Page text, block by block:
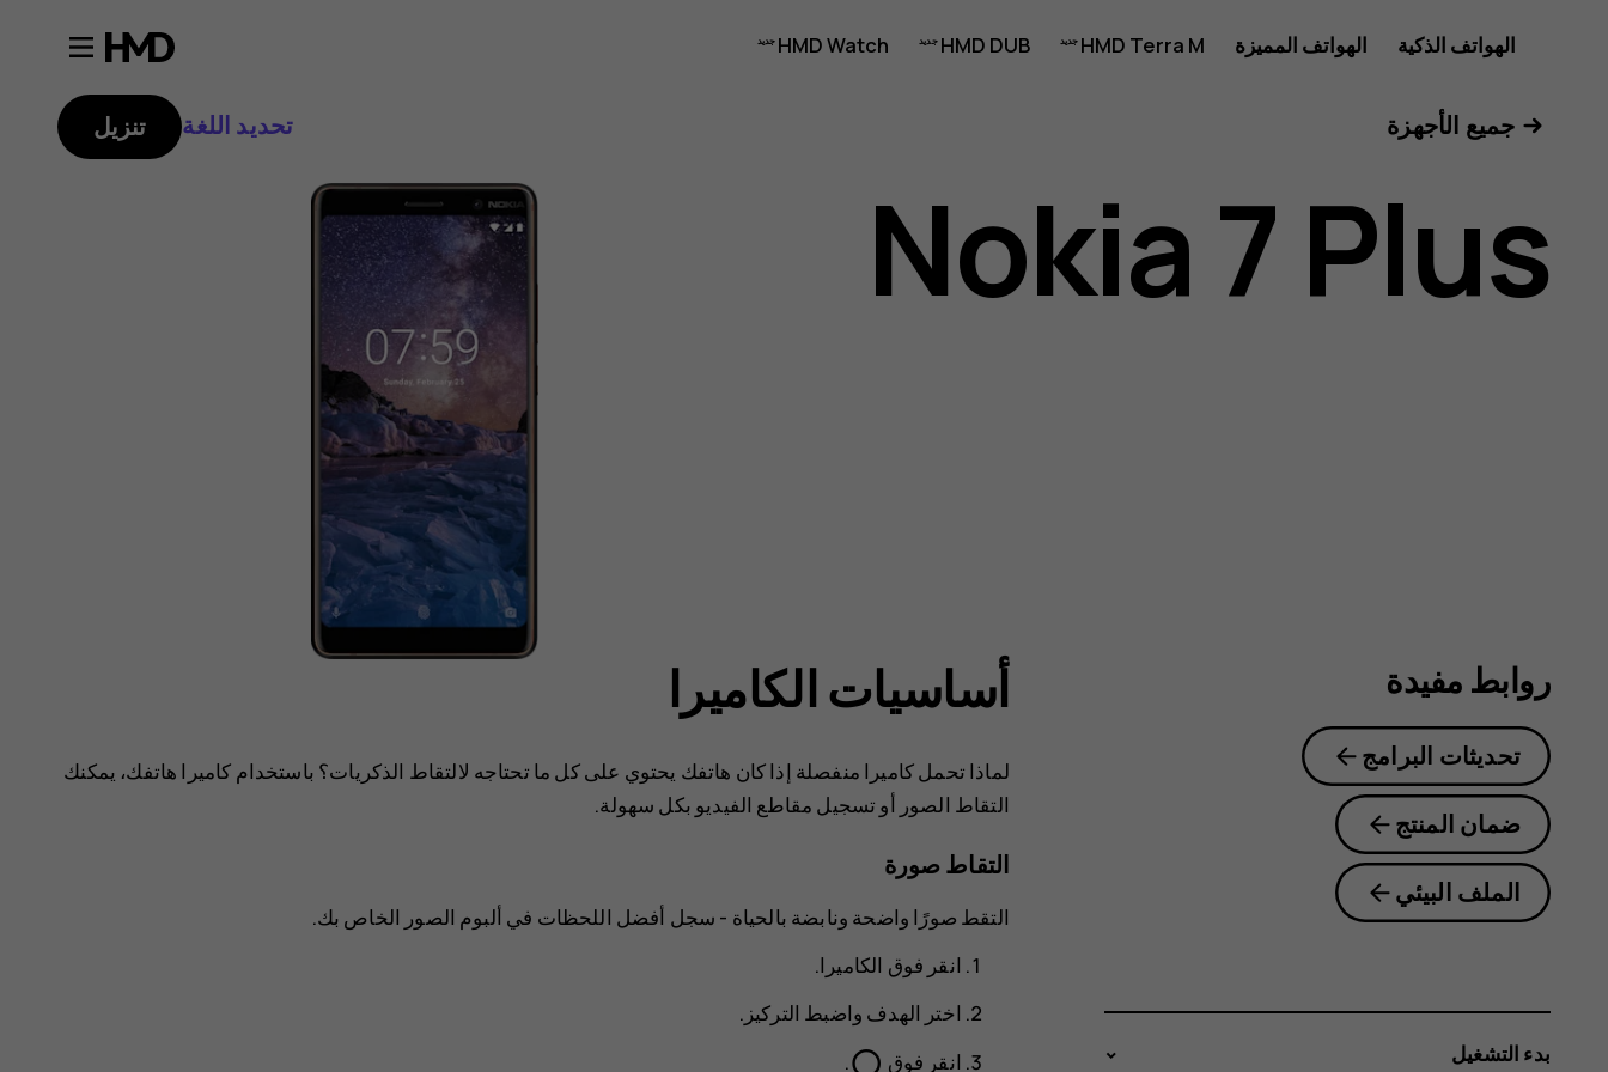
Nokia
7
Plus
الهواتف الذكية الهواتف المميزة HMD Terra M
HMD DUB
HMD Watch
جميع الأجهزة تحديد اللغة تنزيل
Nokia 7 Plus
أساسيات الكاميرا
لماذا تحمل كاميرا منفصلة إذا كان هاتفك يحتوي على كل ما تحتاجه لالتقاط الذكريات؟ باستخدام كاميرا هاتفك، يمكنك
التقاط الصور أو تسجيل مقاطع الفيديو بكل سهولة.
التقاط صورة
التقط صورًا واضحة ونابضة بالحياة - سجل أفضل اللحظات في ألبوم الصور الخاص بك.
انقر فوق الكاميرا.
اختر الهدف واضبط التركيز.
انقر فوق panorama_fish_eye
.
روابط مفيدة
تحديثات البرامج
ضمان المنتج
الملف البيئي
بدء التشغيل